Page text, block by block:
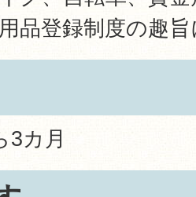
品登録制度の趣
3カ月